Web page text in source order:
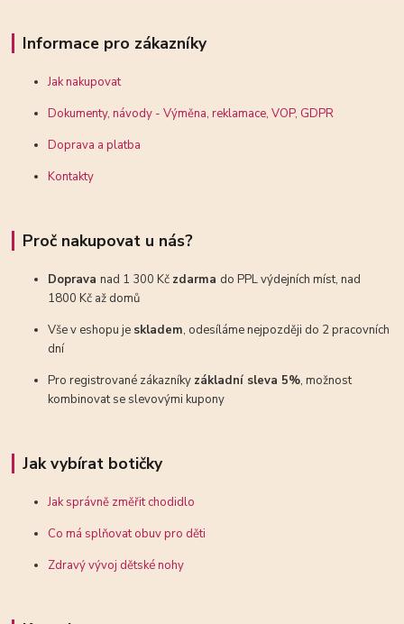
Informace pro zákazníky
Jak nakupovat
Dokumenty, návody - Výměna, reklamace, VOP, GDPR
Doprava a platba
Kontakty
Proč nakupovat u nás?
Dopravanad 1 300 Kč zdarma do PPL výdejních míst, nad
1800 Kč až domů
Vše v eshopu je skladem, odesíláme nejpozději do 2 pracovních
dní
Pro registrované zákazníky základní sleva 5%, možnost
kombinovat se slevovými kupony
Jak vybírat botičky
Jak správně změřit chodidlo
Co má splňovat obuv pro děti
Zdravý vývoj dětské nohy